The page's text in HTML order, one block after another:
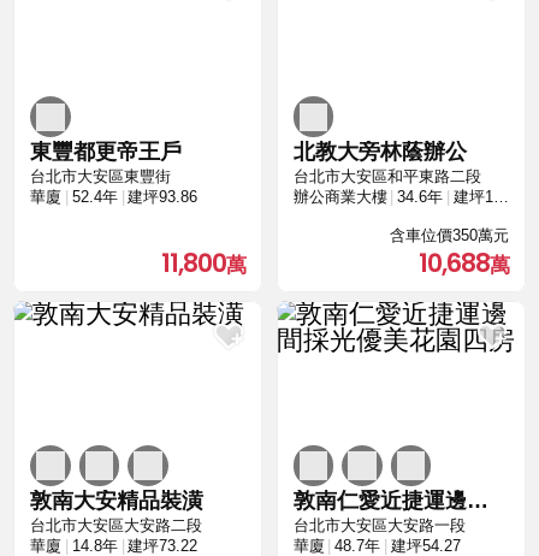
東豐都更帝王戶
台北市大安區東豐街
華廈
52.4年 建坪93.86
11,800
北教大旁林蔭辦公
台北市大安區和平東路二段
辦公商業大樓
34.6年 建坪108.66
含車位價350萬元
10,688
敦南大安精品裝潢
台北市大安區大安路二段
華廈
14.8年 建坪73.22
敦南仁愛近捷運邊間採光優美花園四房
台北市大安區大安路一段
華廈
48.7年 建坪54.27